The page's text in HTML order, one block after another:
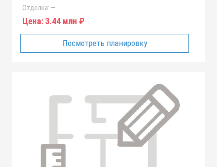
Отделка: —
Цена: 3.44 млн ₽
Посмотреть планировку